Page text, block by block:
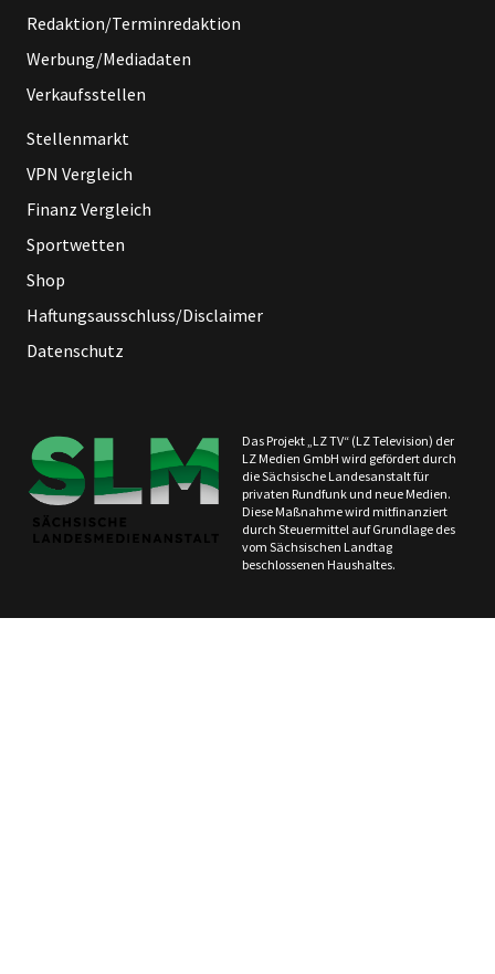
Redaktion/Terminredaktion
Werbung/Mediadaten
Verkaufsstellen
Stellenmarkt
VPN Vergleich
Finanz Vergleich
Sportwetten
Shop
Haftungsausschluss/Disclaimer
Datenschutz
Das Projekt „LZ TV“ (LZ Television) der
LZ Medien GmbH wird gefördert durch
die Sächsische Landesanstalt für
privaten Rundfunk und neue Medien.
Diese Maßnahme wird mitfinanziert
durch Steuermittel auf Grundlage des
vom Sächsischen Landtag
beschlossenen Haushaltes.